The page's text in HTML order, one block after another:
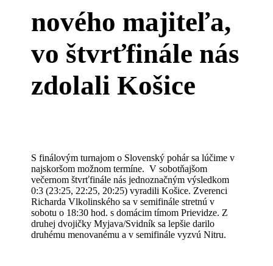
nového majiteľa,
vo štvrťfinále nás
zdolali Košice
S finálovým turnajom o Slovenský pohár sa lúčime v
najskoršom možnom termíne. V sobotňajšom
večernom štvrťfinále nás jednoznačným výsledkom
0:3 (23:25, 22:25, 20:25) vyradili Košice. Zverenci
Richarda Vlkolinského sa v semifinále stretnú v
sobotu o 18:30 hod. s domácim tímom Prievidze. Z
druhej dvojičky Myjava/Svidník sa lepšie darilo
druhému menovanému a v semifinále vyzvú Nitru.